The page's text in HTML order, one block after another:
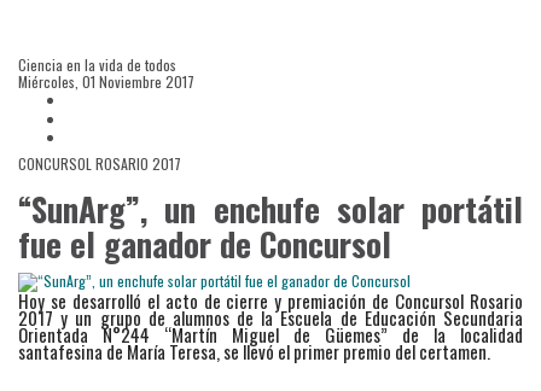
Ciencia en la vida de todos
Miércoles, 01 Noviembre 2017
CONCURSOL ROSARIO 2017
“SunArg”, un enchufe solar portátil
fue el ganador de Concursol
Hoy se desarrolló el acto de cierre y premiación de Concursol Rosario
2017 y un grupo de alumnos de la Escuela de Educación Secundaria
Orientada N°244 “Martín Miguel de Güemes” de la localidad
santafesina de María Teresa, se llevó el primer premio del certamen.